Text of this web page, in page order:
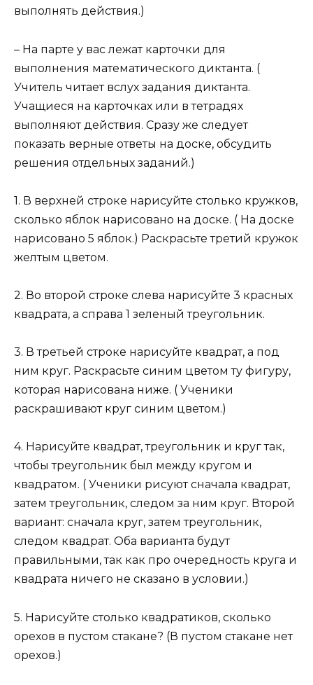
выполнять действия.)
– На парте у вас лежат карточки для
выполнения математического диктанта. (
Учитель читает вслух задания диктанта.
Учащиеся на карточках или в тетрадях
выполняют действия. Сразу же следует
показать верные ответы на доске, обсудить
решения отдельных заданий.)
1. В верхней строке нарисуйте столько кружков,
сколько яблок нарисовано на доске. ( На доске
нарисовано 5 яблок.) Раскрасьте третий кружок
желтым цветом.
2. Во второй строке слева нарисуйте 3 красных
квадрата, а справа 1 зеленый треугольник.
3. В третьей строке нарисуйте квадрат, а под
ним круг. Раскрасьте синим цветом ту фигуру,
которая нарисована ниже. ( Ученики
раскрашивают круг синим цветом.)
4. Нарисуйте квадрат, треугольник и круг так,
чтобы треугольник был между кругом и
квадратом. ( Ученики рисуют сначала квадрат,
затем треугольник, следом за ним круг. Второй
вариант: сначала круг, затем треугольник,
следом квадрат. Оба варианта будут
правильными, так как про очередность круга и
квадрата ничего не сказано в условии.)
5. Нарисуйте столько квадратиков, сколько
орехов в пустом стакане? (В пустом стакане нет
орехов.)